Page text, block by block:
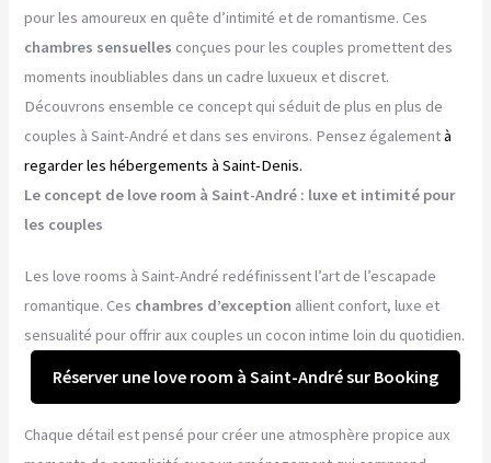
pour les amoureux en quête d’intimité et de romantisme. Ces
chambres sensuelles conçues pour les couples promettent des
moments inoubliables dans un cadre luxueux et discret.
Découvrons ensemble ce concept qui séduit de plus en plus de
couples à Saint-André et dans ses environs. Pensez égalementà
regarder les hébergements à Saint-Denis.
Le concept de love room à Saint-André : luxe et intimité pour
les couples
Les love rooms à Saint-André redéfinissent l’art de l’escapade
romantique. Ces chambres d’exception allient confort, luxe et
sensualité pour offrir aux couples un cocon intime loin du quotidien.
Réserver une love room à Saint-André sur Booking
Chaque détail est pensé pour créer une atmosphère propice aux